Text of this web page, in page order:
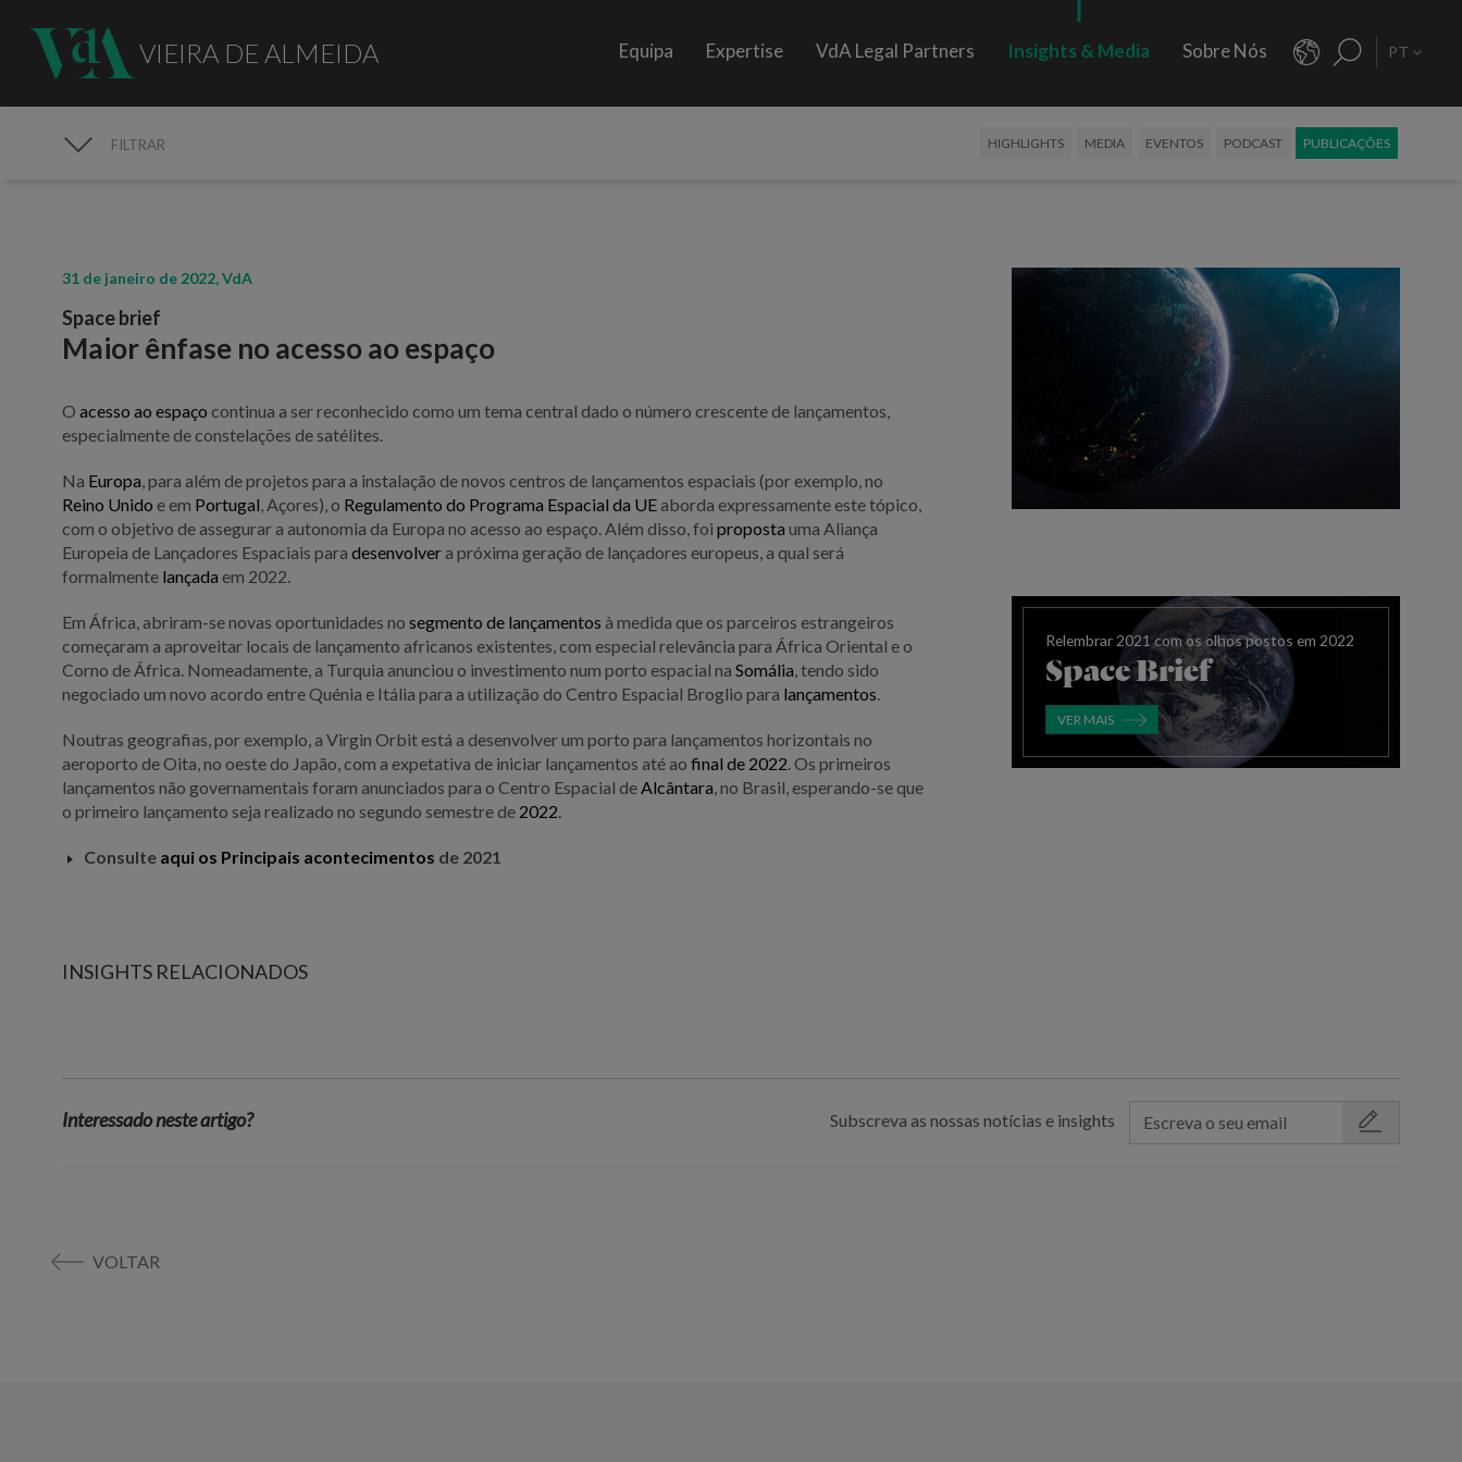
VIEIRA DE ALMEIDA Equipa Expertise VdA Legal Partners Insights & Media Sobre Nós PT
FILTRAR HIGHLIGHTS MEDIA EVENTOS PODCAST PUBLICAÇÕES
31 de janeiro de 2022, VdA
Space brief
Maior ênfase no acesso ao espaço
Oacesso ao espaço continua a ser reconhecido como um tema central dado o número crescente de lançamentos,
especialmente de constelações de satélites.
Na Europa , para além de projetos para a instalação de novos centros de lançamentos espaciais (por exemplo, no
Reino Unido e em Portugal , Açores), o Regulamento do Programa Espacial da UEaborda expressamente este tópico,
com o objetivo de assegurar a autonomia da Europa no acesso ao espaço. Além disso, foiproposta uma Aliança
Europeia de Lançadores Espaciais paradesenvolvera próxima geração de lançadores europeus, a qual será
formalmente lançada em 2022.
Em África, abriram-se novas oportunidades nosegmento de lançamentos à medida que os parceiros estrangeiros
começaram a aproveitar locais de lançamento africanos existentes, com especial relevância para África Oriental e o
Corno de África. Nomeadamente, a Turquia anunciou o investimento num porto espacial naSomália , tendo sido
negociado um novo acordo entre Quénia e Itália para a utilização do Centro Espacial Broglio para lançamentos
Noutras geografias, por exemplo, a Virgin Orbit está a desenvolver um porto para lançamentos horizontais no
aeroporto de Oita, no oeste do Japão, com a expetativa de iniciar lançamentos até aofinal de 2022 . Os primeiros
lançamentos não governamentais foram anunciados para o Centro Espacial de Alcântara , no Brasil, esperando-se que
o primeiro lançamento seja realizado no segundo semestre de 2022
Consulte aqui os Principais acontecimentos de 2021
Relembrar 2021 com os olhos postos em 2022
Space Brief
VER MAIS
INSIGHTS RELACIONADOS
Interessado neste artigo? Subscreva as nossas notícias e insights
VOLTAR